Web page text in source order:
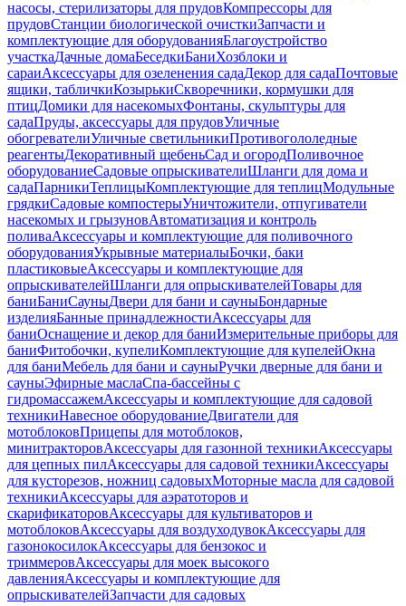
насосы, стерилизаторы для прудовКомпрессоры для
прудовСтанции биологической очисткиЗапчасти и
комплектующие для оборудованияБлагоустройство
участкаДачные домаБеседкиБаниХозблоки и
сараиАксессуары для озеленения садаДекор для садаПочтовые
ящики, табличкиКозырькиСкворечники, кормушки для
птицДомики для насекомыхФонтаны, скульптуры для
садаПруды, аксессуары для прудовУличные
обогревателиУличные светильникиПротивогололедные
реагентыДекоративный щебеньСад и огородПоливочное
оборудованиеСадовые опрыскивателиШланги для дома и
садаПарникиТеплицыКомплектующие для теплицМодульные
грядкиСадовые компостерыУничтожители, отпугиватели
насекомых и грызуновАвтоматизация и контроль
поливаАксессуары и комплектующие для поливочного
оборудованияУкрывные материалыБочки, баки
пластиковыеАксессуары и комплектующие для
опрыскивателейШланги для опрыскивателейТовары для
баниБаниСауныДвери для бани и сауныБондарные
изделияБанные принадлежностиАксессуары для
баниОснащение и декор для баниИзмерительные приборы для
баниФитобочки, купелиКомплектующие для купелейОкна
для баниМебель для бани и сауныРучки дверные для бани и
сауныЭфирные маслаСпа-бассейны с
гидромассажемАксессуары и комплектующие для садовой
техникиНавесное оборудованиеДвигатели для
мотоблоковПрицепы для мотоблоков,
минитракторовАксессуары для газонной техникиАксессуары
для цепных пилАксессуары для садовой техникиАксессуары
для кусторезов, ножниц садовыхМоторные масла для садовой
техникиАксессуары для аэратоторов и
скарификаторовАксессуары для культиваторов и
мотоблоковАксессуары для воздуходувокАксессуары для
газонокосилокАксессуары для бензокос и
триммеровАксессуары для моек высокого
давленияАксессуары и комплектующие для
опрыскивателейЗапчасти для садовых